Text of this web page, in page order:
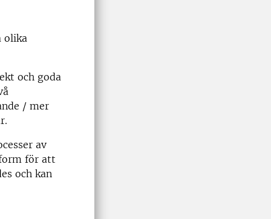
och goda
/ mer
.
av
för att
och kan